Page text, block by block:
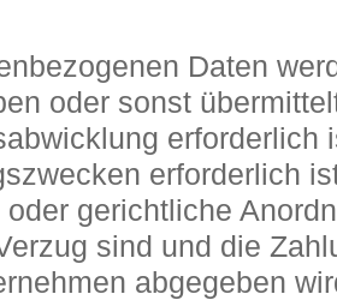
Daten
oder sonst
erforderlich
erforderlich
oder gerichtliche
sind und die
abgegeben